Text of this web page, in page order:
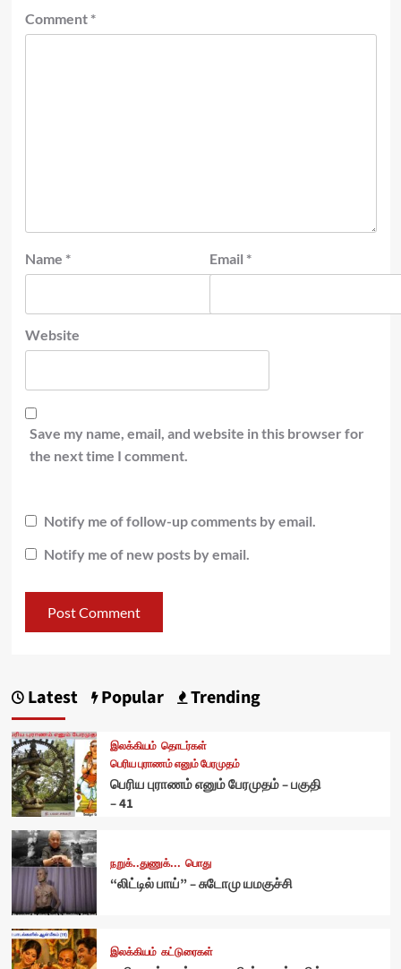
Comment *
Name * Email *
Website
Save my name, email, and website in this browser for
the next time I comment.
Notify me of follow-up comments by email.
Notify me of new posts by email.
Latest Popular Trending
இலக்கியம் தொடர்கள்
பெரிய புராணம் எனும் பேரமுதம்
பெரிய புராணம் எனும் பேரமுதம் – பகுதி
– 41
நறுக்..துணுக்... பொது
“லிட்டில் பாய்” – சுடோமு யமகுச்சி
இலக்கியம் கட்டுரைகள்